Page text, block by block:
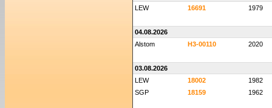
LEW
16691 1979
04.08.2026
Alstom
H3-00110 2020
03.08.2026
LEW
18002
1982
SGP
18159 1962